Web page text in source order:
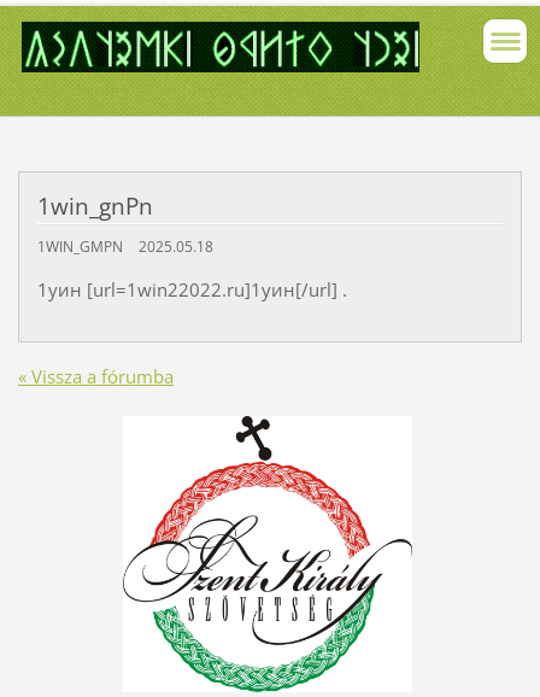
1win_gnPn
1WIN_GMPN 2025.05.18
1уин [url=1win22022.ru]1уин[/url] .
« Vissza a fórumba